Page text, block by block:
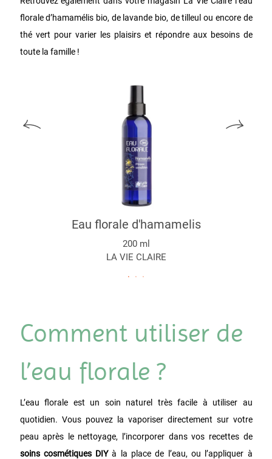
florale d’hamamélis bio, de lavande bio, de tilleul ou encore de
thé vert pour varier les plaisirs et répondre aux besoins de
toute la famille !
Eau florale d'hamamelis
200 ml
LA VIE CLAIRE
Comment utiliser de
l’eau florale ?
L’eau florale est un soin naturel très facile à utiliser au
quotidien. Vous pouvez la vaporiser directement sur votre
peau après le nettoyage, l’incorporer dans vos recettes de
soins cosmétiques DIYà la place de l’eau, ou l’appliquer à